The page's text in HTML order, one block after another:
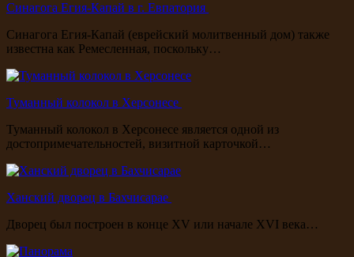
Синагога Егия-Капай в г. Евпатория
Синагога Егия-Капай (еврейский молитвенный дом) также
известна как Ремесленная, поскольку…
Туманный колокол в Херсонесе
Туманный колокол в Херсонесе является одной из
достопримечательностей, визитной карточкой…
Ханский дворец в Бахчисарае
Дворец был построен в конце XV или начале XVI века…